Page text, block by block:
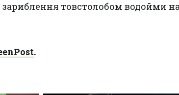
зариблення товстолобом водойми
.